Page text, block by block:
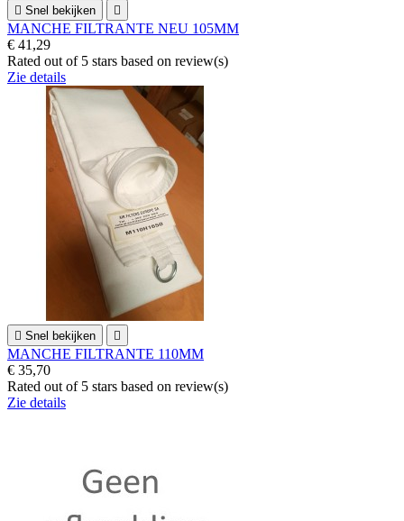
 Snel bekijken 
MANCHE FILTRANTE NEU 105MM
€ 41,29
Rated out of 5 stars based on review(s)
Zie details
 Snel bekijken 
MANCHE FILTRANTE 110MM
€ 35,70
Rated out of 5 stars based on review(s)
Zie details